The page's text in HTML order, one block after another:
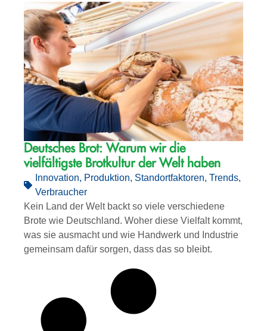
Deutsches Brot: Warum wir die
vielfältigste Brotkultur der Welt haben
Innovation, Produktion, Standortfaktoren, Trends,
Verbraucher
Kein Land der Welt backt so viele verschiedene
Brote wie Deutschland. Woher diese Vielfalt kommt,
was sie ausmacht und wie Handwerk und Industrie
gemeinsam dafür sorgen, dass das so bleibt.